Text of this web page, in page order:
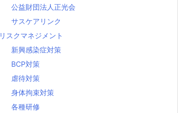
公益財団法人正光会
サスケアリンク
リスクマネジメント
新興感染症対策
BCP対策
虐待対策
身体拘束対策
各種研修